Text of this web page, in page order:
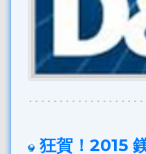
狂賀！2015